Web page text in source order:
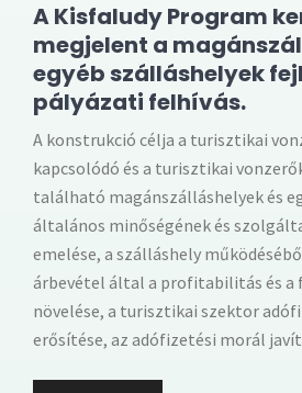
A Kisfaludy Program
megjelent a
egyéb szálláshelyek
pályázati felhívás.
A konstrukció célja a turisztikai
kapcsolódó és a turisztikai
található magánszálláshelyek és
általános minőségének és
emelése, a szálláshely
árbevétel által a profitabilitás és
növelése, a turisztikai szektor
erősítése, az adófizetési morál